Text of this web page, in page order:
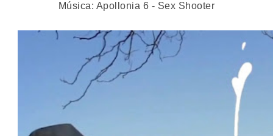
Música: Apollonia 6 - Sex Shooter